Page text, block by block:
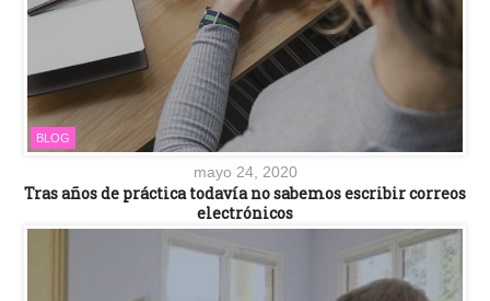
BLOG
mayo 24, 2020
Tras años de práctica todavía no sabemos escribir correos
electrónicos